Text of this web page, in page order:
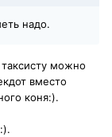
надо.
можно
вместо
коня:).